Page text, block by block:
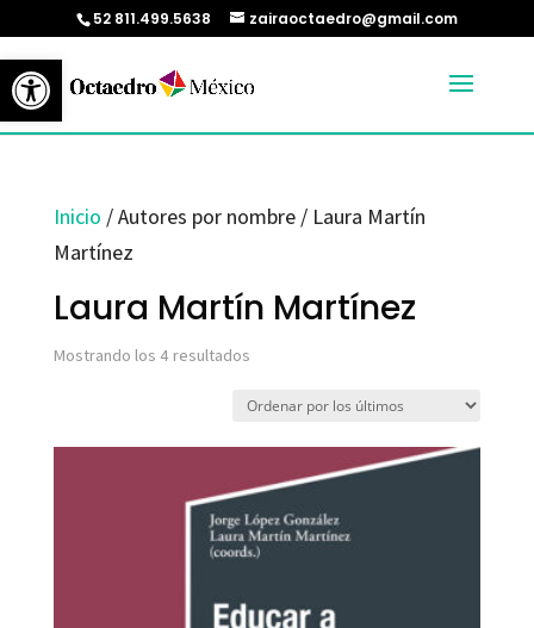
Abrir barra de herramientas
52 811.499.5638 zairaoctaedro@gmail.com
Inicio / Autores por nombre / Laura Martín
Martínez
Laura Martín Martínez
Mostrando los 4 resultadosOrdenado